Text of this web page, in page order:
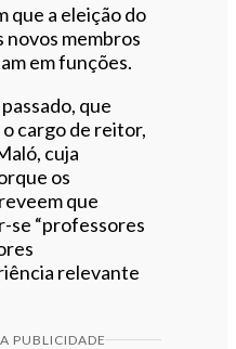
que a eleição do
membros
em funções.
que
cargo de reitor,
cuja
os
que
se “professores
relevante
PUBLICIDADE